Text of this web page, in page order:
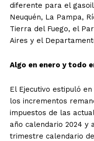
diferente para el
Neuquén, La Pampa,
Tierra del Fuego, el
Aires y el
Algo en enero y todo
El Ejecutivo estipuló
los incrementos
impuestos de las
año calendario 2024 y
trimestre calendario